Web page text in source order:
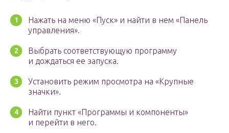
Нажать на меню «Пуск» и найти в нем «Панель
управления».
Выбрать соответствующую программу
и дождаться ее запуска.
Установить режим просмотра на «Крупные
значки».
Найти пункт «Программы и компоненты»
и перейти в него.